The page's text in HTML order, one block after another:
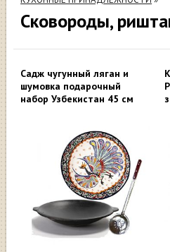
Сковороды,
Садж чугунный ляган и
шумовка подарочный
набор Узбекистан 45 см